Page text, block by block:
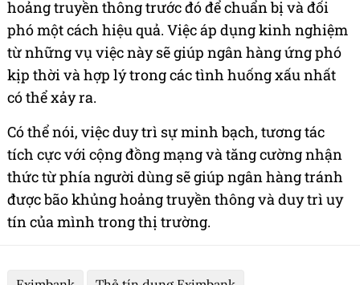
hoảng truyền thông trước đó để chuẩn bị và đối
phó một cách hiệu quả. Việc áp dụng kinh nghiệm
từ những vụ việc này sẽ giúp ngân hàng ứng phó
kịp thời và hợp lý trong các tình huống xấu nhất
có thể xảy ra.
Có thể nói, việc duy trì sự minh bạch, tương tác
tích cực với cộng đồng mạng và tăng cường nhận
thức từ phía người dùng sẽ giúp ngân hàng tránh
được bão khủng hoảng truyền thông và duy trì uy
tín của mình trong thị trường.